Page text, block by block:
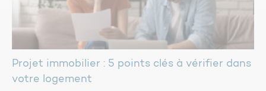
Projet immobilier : 5 points clés à vérifier dans
votre logement